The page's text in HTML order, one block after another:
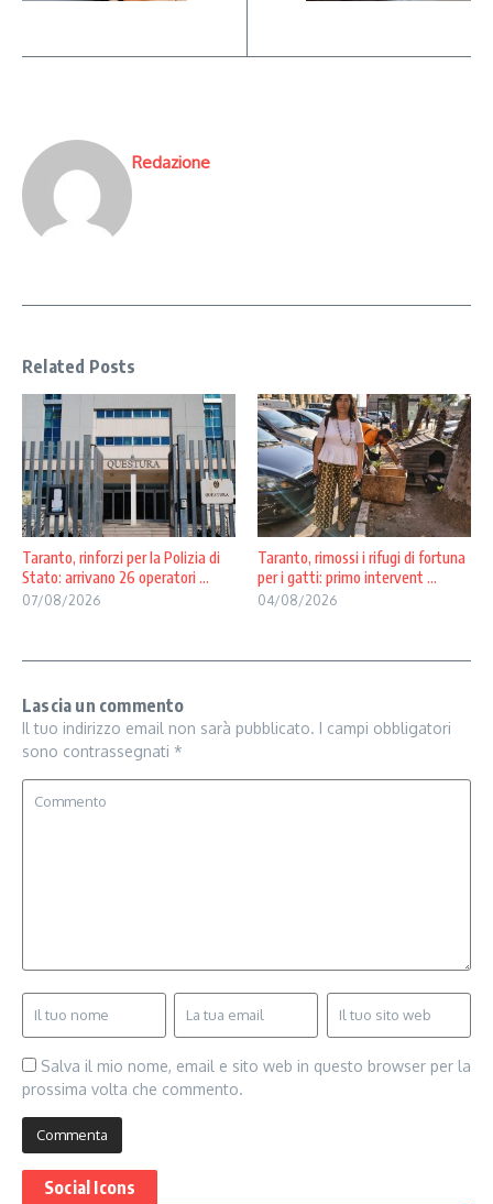
Redazione
Related Posts
Taranto, rinforzi per la Polizia di
Stato: arrivano 26 operatori ...
07/08/2026
Taranto, rimossi i rifugi di fortuna
per i gatti: primo intervent ...
04/08/2026
Lascia un commento
Il tuo indirizzo email non sarà pubblicato. I campi obbligatori
sono contrassegnati *
Salva il mio nome, email e sito web in questo browser per la
prossima volta che commento.
Social Icons